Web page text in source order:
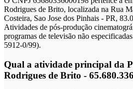
Rodrigues de Brito, localizada na Rua
Costeira, Sao Jose dos Pinhais - PR,
Atividades de pós-produção
programas de televisão não
5912-0/99).
Qual a atividade principal da
Rodrigues de Brito -